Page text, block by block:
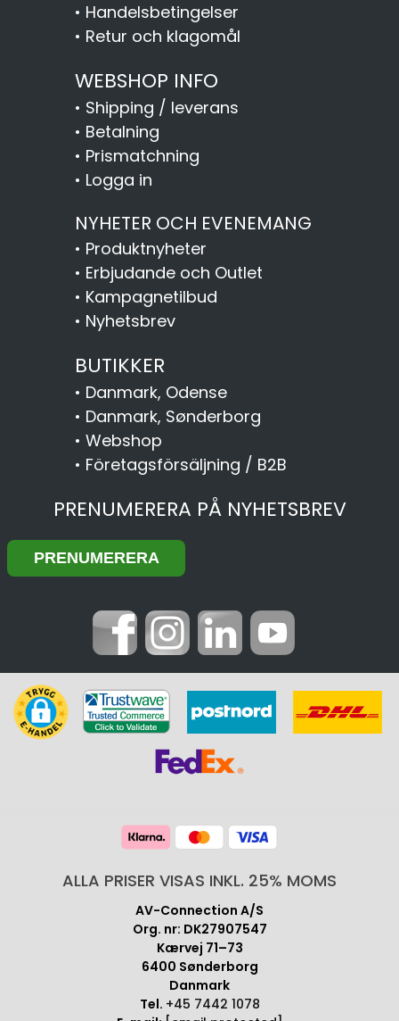
• Handelsbetingelser
• Retur och klagomål
WEBSHOP INFO
• Shipping / leverans
• Betalning
• Prismatchning
• Logga in
NYHETER OCH EVENEMANG
• Produktnyheter
• Erbjudande och Outlet
• Kampagnetilbud
• Nyhetsbrev
BUTIKKER
• Danmark, Odense
• Danmark, Sønderborg
• Webshop
• Företagsförsäljning / B2B
PRENUMERERA PÅ NYHETSBREV
ALLA PRISER VISAS INKL. 25% MOMS
AV-Connection A/S
Org. nr: DK27907547
Kærvej 71–73
6400 Sønderborg
Danmark
Tel. +45 7442 1078